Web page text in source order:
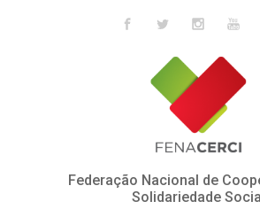
Federação Nacional de
Solidariedade